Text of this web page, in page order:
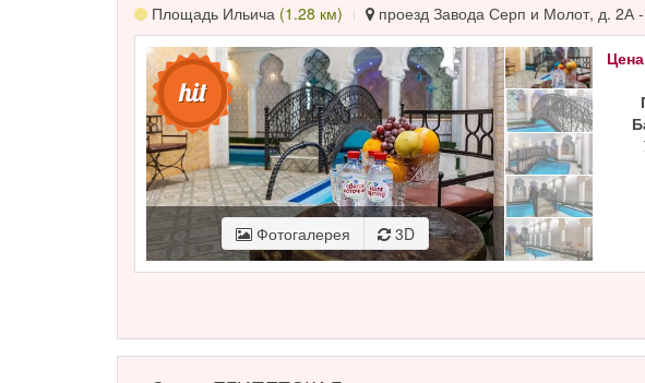
Площадь Ильича (1.28 км) проезд Завода Серп и Молот, д. 2А -
Фотогалерея 3D